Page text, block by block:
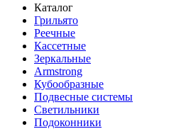
Каталог
Грильято
Реечные
Кассетные
Зеркальные
Armstrong
Кубообразные
Подвесные системы
Светильники
Подоконники